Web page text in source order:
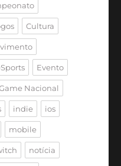
Cultura
Evento
Nacional
indie ios
mobile
notícia